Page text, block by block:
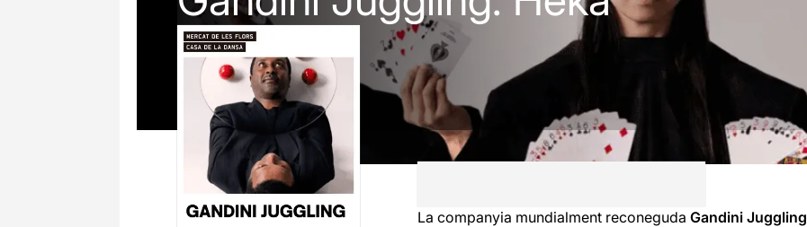
La companyia mundialment reconeguda Gandini Juggling